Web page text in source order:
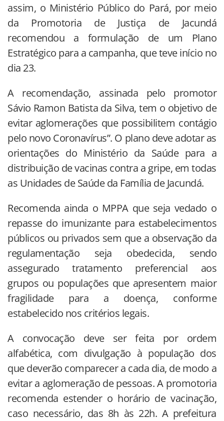
assim, o Ministério Público do Pará, por meio
da Promotoria de Justiça de Jacundá
recomendou a formulação de um Plano
Estratégico para a campanha, que teve início no
dia 23.
A recomendação, assinada pelo promotor
Sávio Ramon Batista da Silva, tem o objetivo de
evitar aglomerações que possibilitem contágio
pelo novo Coronavírus”. O plano deve adotar as
orientações do Ministério da Saúde para a
distribuição de vacinas contra a gripe, em todas
as Unidades de Saúde da Família de Jacundá.
Recomenda ainda o MPPA que seja vedado o
repasse do imunizante para estabelecimentos
públicos ou privados sem que a observação da
regulamentação seja obedecida, sendo
assegurado tratamento preferencial aos
grupos ou populações que apresentem maior
fragilidade para a doença, conforme
estabelecido nos critérios legais.
A convocação deve ser feita por ordem
alfabética, com divulgação à população dos
que deverão comparecer a cada dia, de modo a
evitar a aglomeração de pessoas. A promotoria
recomenda estender o horário de vacinação,
caso necessário, das 8h às 22h. A prefeitura